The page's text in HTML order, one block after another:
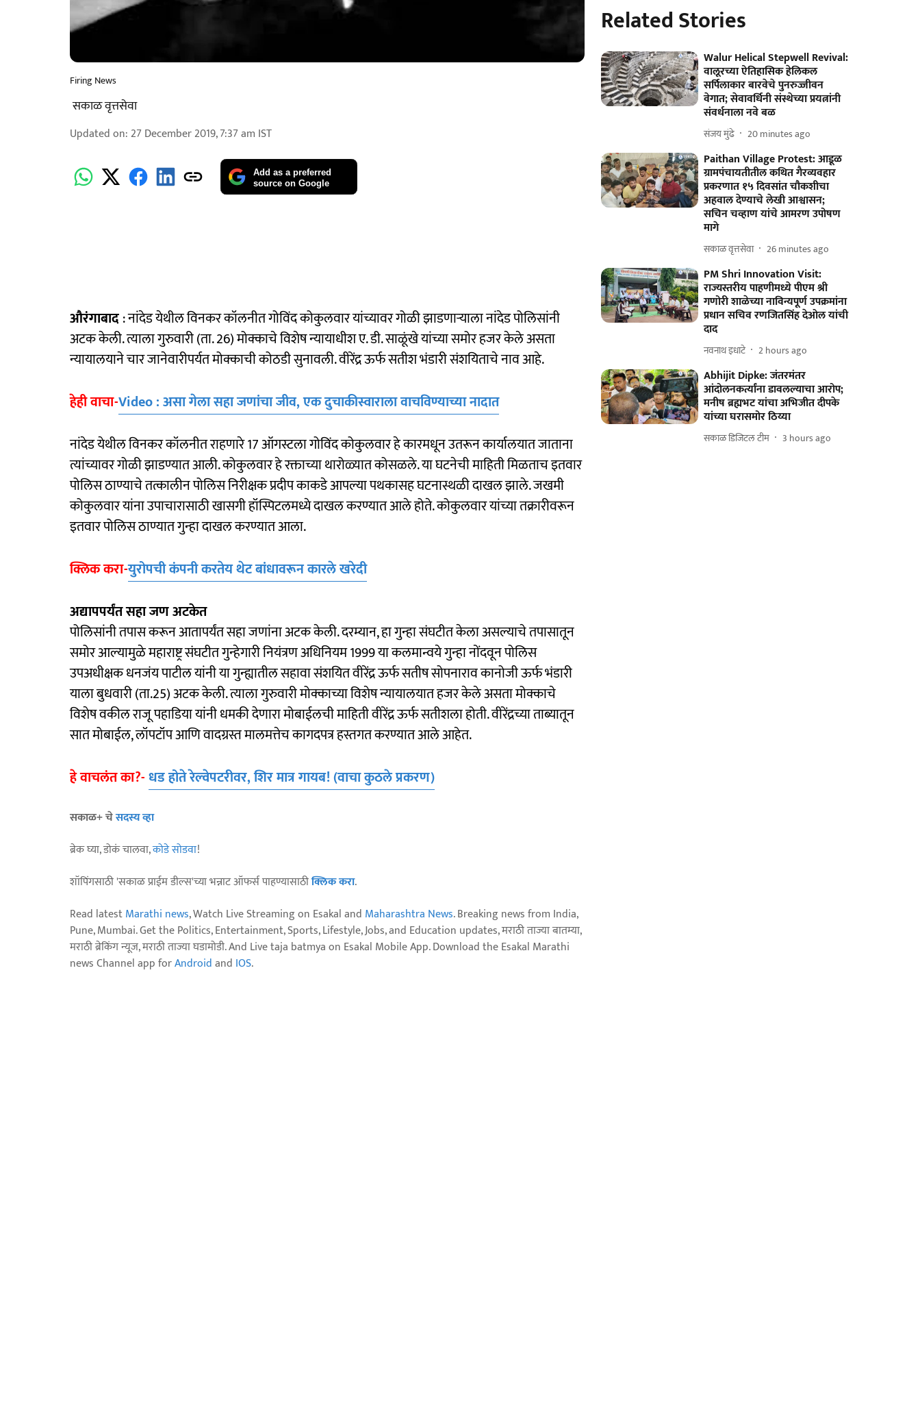
Firing News
​ ​​​सकाळ वृत्तसेवा
Updated on: 27 December 2019, 7:37 am IST
Add as a preferred
source on Google
औरंगाबाद: नांदेड येथील विनकर कॉलनीत गोविंद कोकुलवार यांच्यावर गोळी झाडणाऱ्याला नांदेड पोलिसांनी
अटक केली. त्याला गुरुवारी (ता. 26) मोक्काचे विशेष न्यायाधीश ए. डी. साळूंखे यांच्या समोर हजर केले असता
न्यायालयाने चार जानेवारीपर्यत मोक्काची कोठडी सुनावली. वीरेंद्र ऊर्फ सतीश भंडारी संशयिताचे नाव आहे.
हेही वाचा-Video : असा गेला सहा जणांचा जीव, एक दुचाकीस्वाराला वाचविण्याच्या नादात
नांदेड येथील विनकर कॉलनीत राहणारे 17 ऑगस्टला गोविंद कोकुलवार हे कारमधून उतरून कार्यालयात जाताना
त्यांच्यावर गोळी झाडण्यात आली. कोकुलवार हे रक्ताच्या थारोळ्यात कोसळले. या घटनेची माहिती मिळताच इतवार
पोलिस ठाण्याचे तत्कालीन पोलिस निरीक्षक प्रदीप काकडे आपल्या पथकासह घटनास्थळी दाखल झाले. जखमी
कोकुलवार यांना उपाचारासाठी खासगी हॉस्पिटलमध्ये दाखल करण्यात आले होते. कोकुलवार यांच्या तक्रारीवरून
इतवार पोलिस ठाण्यात गुन्हा दाखल करण्यात आला.
क्लिक करा-युरोपची कंपनी करतेय थेट बांधावरून कारले खरेदी
अद्यापपर्यंत सहा जण अटकेत
पोलिसांनी तपास करून आतापर्यंत सहा जणांना अटक केली. दरम्यान, हा गुन्हा संघटीत केला असल्याचे तपासातून
समोर आल्यामुळे महाराष्ट्र संघटीत गुन्हेगारी नियंत्रण अधिनियम 1999 या कलमान्वये गुन्हा नोंदवून पोलिस
उपअधीक्षक धनजंय पाटील यांनी या गुन्ह्यातील सहावा संशयित वीरेंद्र ऊर्फ सतीष सोपनाराव कानोजी ऊर्फ भंडारी
याला बुधवारी (ता.25) अटक केली. त्याला गुरुवारी मोक्काच्या विशेष न्यायालयात हजर केले असता मोक्काचे
विशेष वकील राजू पहाडिया यांनी धमकी देणारा मोबाईलची माहिती वीरेंद्र ऊर्फ सतीशला होती. वीरेंद्रच्या ताब्यातून
सात मोबाईल, लॉपटॉप आणि वादग्रस्त मालमत्तेच कागदपत्र हस्तगत करण्यात आले आहेत.
हे वाचलंत का?-धड होते रेल्वेपटरीवर, शिर मात्र गायब! (वाचा कुठले प्रकरण)
सकाळ+ चेसदस्य व्हा
ब्रेक घ्या, डोकं चालवा,कोडे सोडवा!
शॉपिंगसाठी 'सकाळ प्राईम डील्स'च्या भन्नाट ऑफर्स पाहण्यासाठीक्लिक करा.
Read latestMarathi news, Watch Live Streaming on Esakal and Maharashtra News. Breaking news from India,
Pune, Mumbai. Get the Politics, Entertainment, Sports, Lifestyle, Jobs, and Education updates, मराठी ताज्या बातम्या,
मराठी ब्रेकिंग न्यूज, मराठी ताज्या घडामोडी. And Live taja batmya on Esakal Mobile App. Download the Esakal Marathi
news Channel app forAndroidand IOS.
Related Stories
Walur Helical Stepwell Revival:
वालूरच्या ऐतिहासिक हेलिकल
सर्पिलाकार बारवेचे पुनरुज्जीवन
वेगात; सेवावर्धिनी संस्थेच्या प्रयत्नांनी
संवर्धनाला नवे बळ
संजय मुंढे 20 minutes ago
Paithan Village Protest: आडूळ
ग्रामपंचायतीतील कथित गैरव्यवहार
प्रकरणात १५ दिवसांत चौकशीचा
अहवाल देण्याचे लेखी आश्वासन;
सचिन चव्हाण यांचे आमरण उपोषण
मागे
सकाळ वृत्तसेवा 26 minutes ago
PM Shri Innovation Visit:
राज्यस्तरीय पाहणीमध्ये पीएम श्री
गणोरी शाळेच्या नाविन्यपूर्ण उपक्रमांना
प्रधान सचिव रणजितसिंह देओल यांची
दाद
नवनाथ इधाटे 2 hours ago
Abhijit Dipke: जंतरमंतर
आंदोलनकर्त्यांना डावलल्याचा आरोप;
मनीष ब्रह्मभट यांचा अभिजीत दीपके
यांच्या घरासमोर ठिय्या
सकाळ डिजिटल टीम 3 hours ago